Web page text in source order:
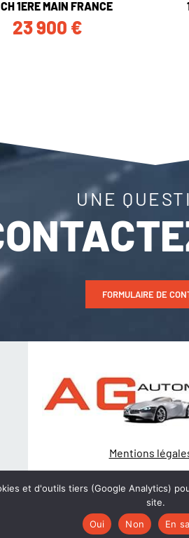
1ERE MAIN FRANCE
23 900 €
UNE
FORMULAIRE DE
Mentions
Politique de
© Création
et d'outils tiers (Google Analytics)
site.
Oui
Non En